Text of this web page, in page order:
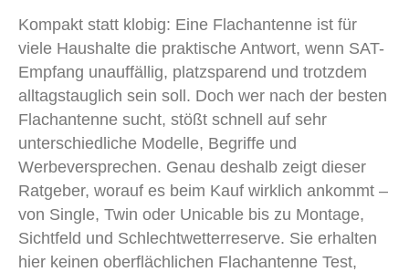
Kompakt statt klobig: Eine Flachantenne ist für
viele Haushalte die praktische Antwort, wenn SAT-
Empfang unauffällig, platzsparend und trotzdem
alltagstauglich sein soll. Doch wer nach der besten
Flachantenne sucht, stößt schnell auf sehr
unterschiedliche Modelle, Begriffe und
Werbeversprechen. Genau deshalb zeigt dieser
Ratgeber, worauf es beim Kauf wirklich ankommt –
von Single, Twin oder Unicable bis zu Montage,
Sichtfeld und Schlechtwetterreserve. Sie erhalten
hier keinen oberflächlichen Flachantenne Test,